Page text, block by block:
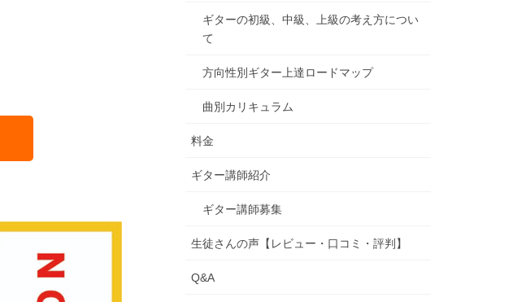
ギターの初級、中級、上級の考え方につい
て
方向性別ギター上達ロードマップ
曲別カリキュラム
料金
ギター講師紹介
ギター講師募集
生徒さんの声【レビュー・口コミ・評判】
Q&A